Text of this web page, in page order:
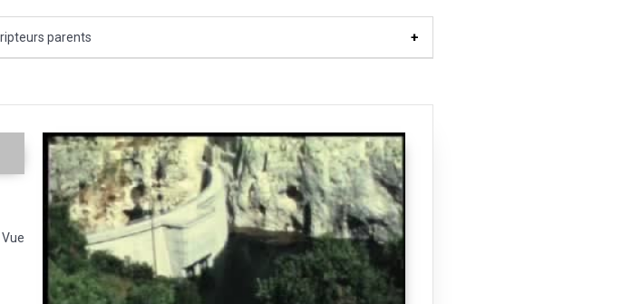
|Site naturel|Station balnéaire|Station de ski|Table d'orientation|
balnéothérapie
parents